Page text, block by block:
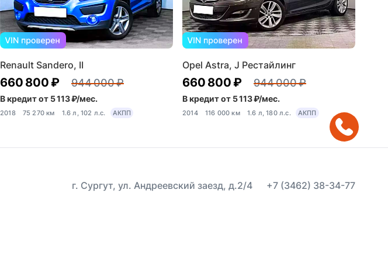
Renault Sandero, II
660 800 ₽ 944 000 ₽
В кредит от 5 113 ₽/мес.
2018 75 270 км 1.6 л, 102 л.с. АКПП
Opel Astra, J Рестайлинг
660 800 ₽ 944 000 ₽
В кредит от 5 113 ₽/мес.
2014 116 000 км 1.6 л, 180 л.с. АКПП
г. Сургут, ул. Андреевский заезд, д.2/4 +7 (3462) 38-34-77